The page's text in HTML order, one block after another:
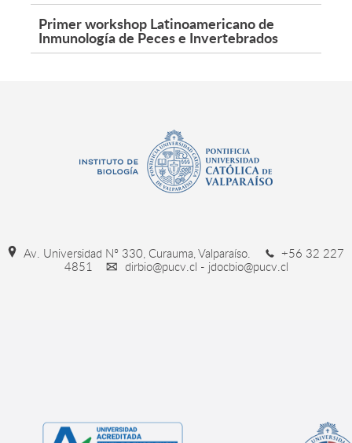
Primer workshop Latinoamericano de
Inmunología de Peces e Invertebrados
Av. Universidad Nº 330, Curauma, Valparaíso.
+56 32 227
4851
dirbio@pucv.cl - jdocbio@pucv.cl